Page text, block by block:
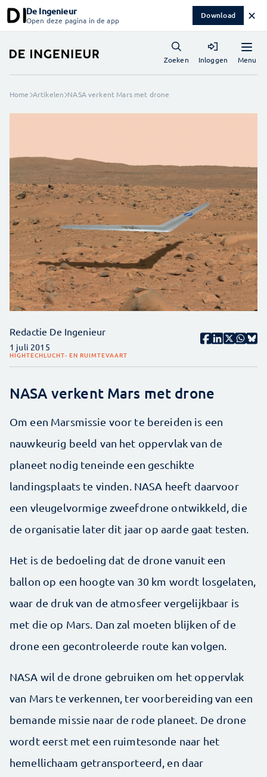
De Ingenieur
Open deze pagina in de app Download ✕
Menu
Zoeken Inloggen
Home Artikelen NASA verkent Mars met drone
Redactie De Ingenieur
1 juli 2015
HIGHTECHLUCHT- EN RUIMTEVAART
NASA verkent Mars met drone
Om een Marsmissie voor te bereiden is een
nauwkeurig beeld van het oppervlak van de
planeet nodig teneinde een geschikte
landingsplaats te vinden. NASA heeft daarvoor
een vleugelvormige zweefdrone ontwikkeld, die
de organisatie later dit jaar op aarde gaat testen.
Het is de bedoeling dat de drone vanuit een
ballon op een hoogte van 30 km wordt losgelaten,
waar de druk van de atmosfeer vergelijkbaar is
met die op Mars. Dan zal moeten blijken of de
drone een gecontroleerde route kan volgen.
NASA wil de drone gebruiken om het oppervlak
van Mars te verkennen, ter voorbereiding van een
bemande missie naar de rode planeet. De drone
wordt eerst met een ruimtesonde naar het
hemellichaam getransporteerd, en daar